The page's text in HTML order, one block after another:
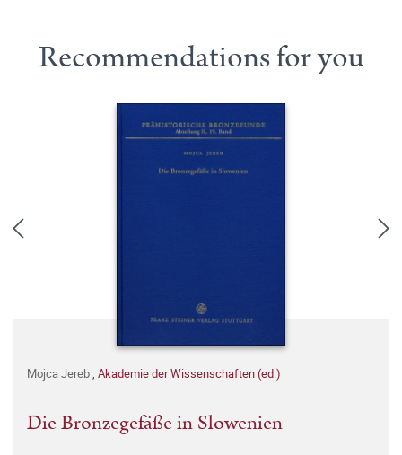
Recommendations for you
Mojca Jereb, Akademie der Wissenschaften (ed.)
Die Bronzegefäße in Slowenien